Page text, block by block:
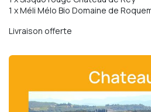
1 x Méli Mélo Bio Domaine de
Livraison offerte